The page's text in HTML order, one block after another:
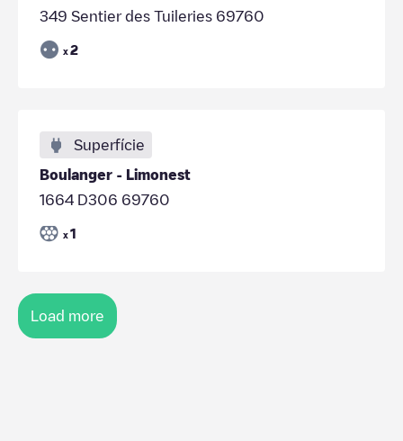
349 Sentier des Tuileries 69760
x 2
Superfície
Boulanger - Limonest
1664 D306 69760
x 1
Load more